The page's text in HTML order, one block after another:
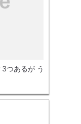
つあるが う